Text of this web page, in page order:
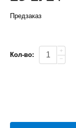
Предзаказ
Кол-во:
+
−